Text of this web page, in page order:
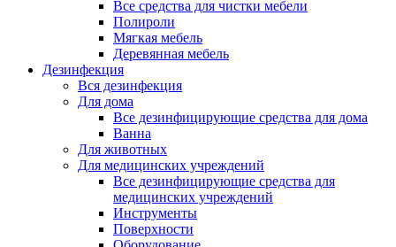
Все средства для чистки мебели
Полироли
Мягкая мебель
Деревянная мебель
Дезинфекция
Вся дезинфекция
Для дома
Все дезинфицирующие средства для дома
Ванна
Для животных
Для медицинских учреждений
Все дезинфицирующие средства для
медицинских учреждений
Инструменты
Поверхности